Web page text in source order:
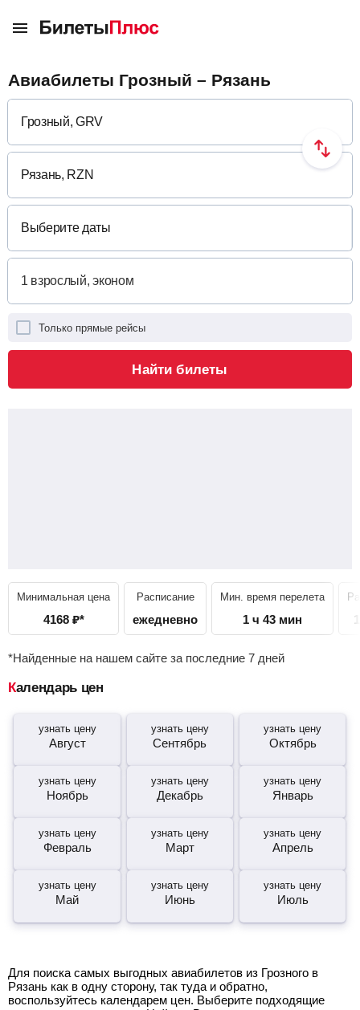
Авиабилеты Грозный – Рязань
Выберите даты
Только прямые рейсы
Найти билеты
Минимальная цена
4168 ₽*
Расписание
ежедневно
Мин. время перелета
1 ч 43 мин
*Найденные на нашем сайте за последние 7 дней
Календарь цен
узнать цену
Август
узнать цену
Сентябрь
узнать цену
Октябрь
узнать цену
Ноябрь
узнать цену
Декабрь
узнать цену
Январь
узнать цену
Февраль
узнать цену
Март
узнать цену
Апрель
узнать цену
Май
узнать цену
Июнь
узнать цену
Июль
Для поиска самых выгодных авиабилетов из Грозного в
Рязань как в одну сторону, так туда и обратно,
воспользуйтесь календарем цен. Выберите подходящие